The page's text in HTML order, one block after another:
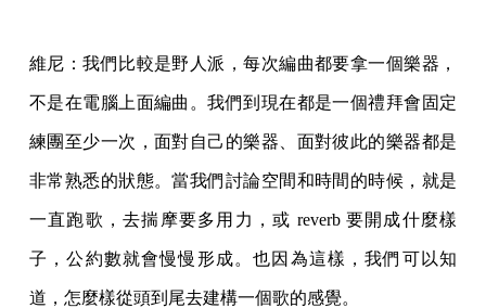
維尼：我們比較是野人派，每次編曲都要拿一個樂器，
不是在電腦上面編曲。我們到現在都是一個禮拜會固定
練團至少一次，面對自己的樂器、面對彼此的樂器都是
非常熟悉的狀態。當我們討論空間和時間的時候，就是
一直跑歌，去揣摩要多用力，或 reverb 要開成什麼樣
子，公約數就會慢慢形成。也因為這樣，我們可以知
道，怎麼樣從頭到尾去建構一個歌的感覺。